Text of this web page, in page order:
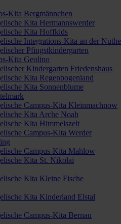
Kita Bergmännchen
Kita Hermannswerder
Kita Hoffkids
Integrations-Kita an der Nuthe
Pfingstkindergarten
Kita Geolino
Kindergarten Friedenshaus
Kita Regenbogenland
Kita Sonnenblume
Campus-Kita Kleinmachnow
Kita Arche Noah
Kita Himmelszelt
Campus-Kita Werder
Campus-Kita Mahlow
Kita St. Nikolai
Kita Kleine Fische
Kita Kinderland Elstal
Campus-Kita Bernau